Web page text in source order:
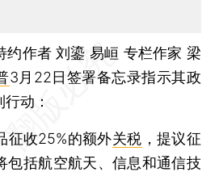
约作者 刘鎏 易峘 专栏作家 梁
3月22日签署备忘录指示其政
动：
收25%的额外关税 ，提议征
包括航空航天、信息和通信技